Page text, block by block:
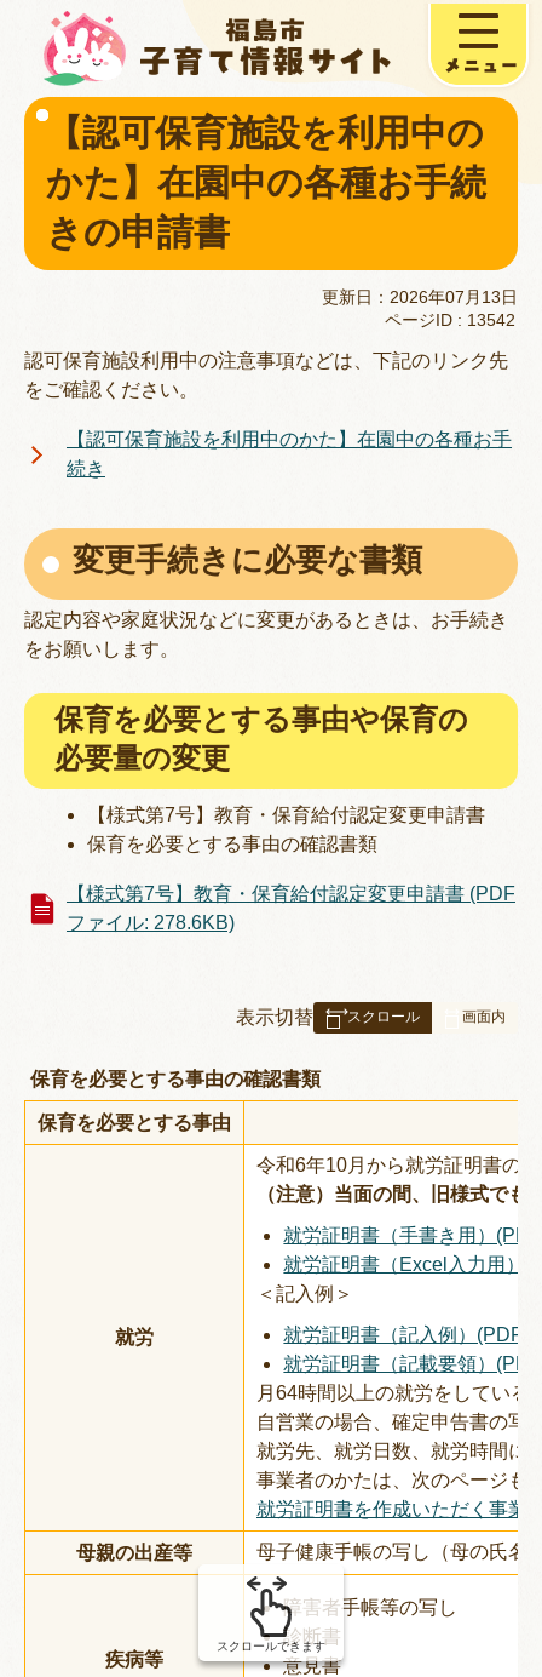
【認可保育施設を利用中の
かた】在園中の各種お手続
きの申請書
更新日：2026年07月13日
ページID : 13542
認可保育施設利用中の注意事項などは、下記のリンク先
をご確認ください。
【認可保育施設を利用中のかた】在園中の各種お手
続き
変更手続きに必要な書類
認定内容や家庭状況などに変更があるときは、お手続き
をお願いします。
保育を必要とする事由や保育の
必要量の変更
【様式第7号】教育・保育給付認定変更申請書
保育を必要とする事由の確認書類
【様式第7号】教育・保育給付認定変更申請書 (PDF
ファイル: 278.6KB)
表
み
の
表示切替
保育を必要とする事由の確認書類
保育を必要とする事由
就労
令和6年10月から就労証明書の
（注意）当面の間、旧様式でも
就労証明書（手書き用）
就労証明書（Excel入力用）
＜記入例＞
就労証明書（記入例）(PDF
就労証明書（記載要領）
月64時間以上の就労をしている
自営業の場合、確定申告書の写
就労先、就労日数、就労時間に
事業者のかたは、次のページも
就労証明書を作成いただく事業
母親の出産等 母子健康手帳の写し（母の氏名
疾病等
障害者手帳等の写し
診断書
意見書
スクロールできます